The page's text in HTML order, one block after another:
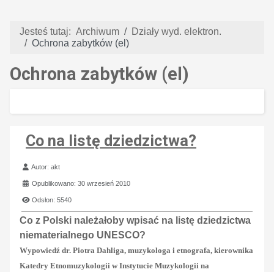
Jesteś tutaj: Archiwum
Działy wyd. elektron.
Ochrona zabytków (el)
Ochrona zabytków (el)
Co na listę dziedzictwa?
Szczegóły
Autor:akt
Opublikowano: 30 wrzesień 2010
Odsłon: 5540
Co z Polski należałoby wpisać na listę dziedzictwa
niematerialnego UNESCO?
Wypowiedź dr. Piotra Dahliga, muzykologa i etnografa, kierownika
Katedry Etnomuzykologii w Instytucie Muzykologii na